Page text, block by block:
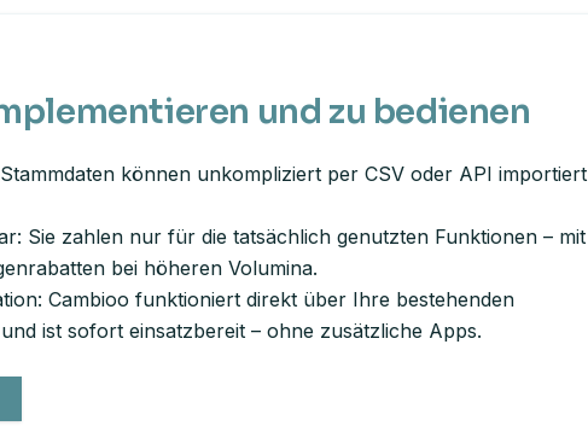
und zu bedienen
können unkompliziert per CSV oder API importiert
Sie zahlen nur für die tatsächlich genutzten Funktionen – mit
bei höheren Volumina.
Cambioo funktioniert direkt über Ihre bestehenden
ist sofort einsatzbereit – ohne zusätzliche Apps.